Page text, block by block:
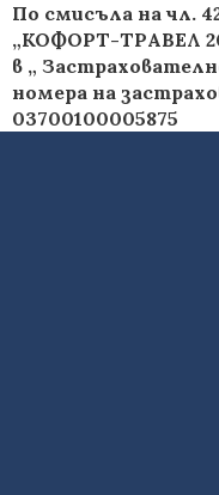
По смисъла на чл.
„КОФОРТ-ТРАВЕЛ
в „
номера на
03700100005875